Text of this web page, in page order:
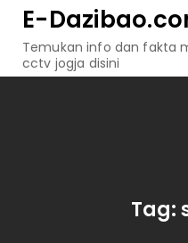
content
E-
Temukan info dan fakta
cctv jogja disini
Tag: